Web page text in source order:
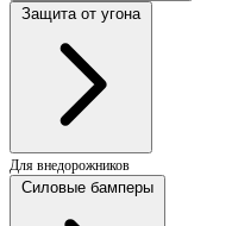
Защита от угона
Для внедорожников
Силовые бамперы